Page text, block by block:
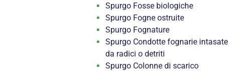
Spurgo Fosse biologiche
Spurgo Fogne ostruite
Spurgo Fognature
Spurgo Condotte fognarie intasate
da radici o detriti
Spurgo Colonne di scarico